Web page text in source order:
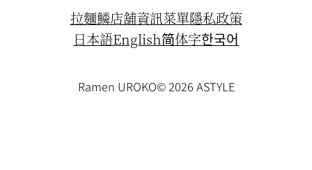
拉麵鱗店舖資訊菜單隱私政策
日本語English简体字한국어
Ramen UROKO© 2026 ASTYLE